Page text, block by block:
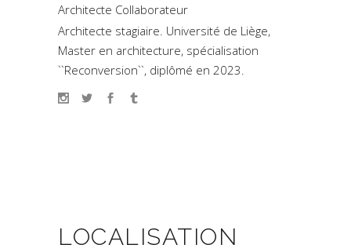
Architecte Collaborateur
Architecte stagiaire. Université de Liège,
Master en architecture, spécialisation
``Reconversion``, diplômé en 2023.
LOCALISATION